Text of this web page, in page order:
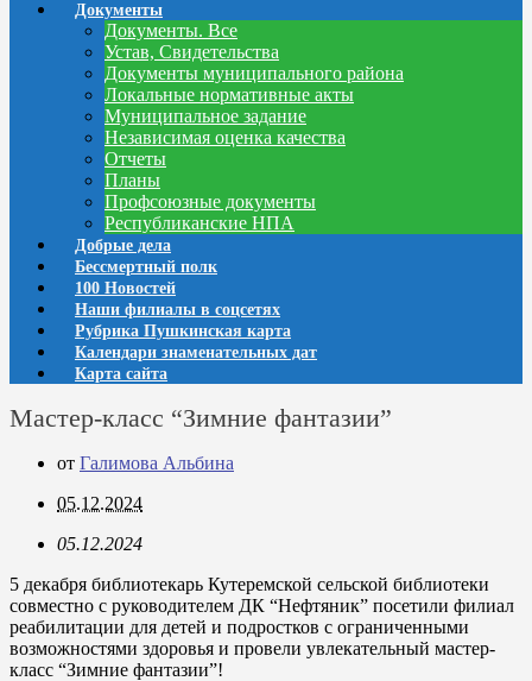
Документы
Документы. Все
Устав, Свидетельства
Документы муниципального района
Локальные нормативные акты
Муниципальное задание
Независимая оценка качества
Отчеты
Планы
Профсоюзные документы
Республиканские НПА
Добрые дела
Бессмертный полк
100 Новостей
Наши филиалы в соцсетях
Рубрика Пушкинская карта
Календари знаменательных дат
Карта сайта
Мастер-класс “Зимние фантазии”
от Галимова Альбина
05.12.2024
05.12.2024
5 декабря библиотекарь Кутеремской сельской библиотеки
совместно с руководителем ДК “Нефтяник” посетили филиал
реабилитации для детей и подростков с ограниченными
возможностями здоровья и провели увлекательный мастер-
класс “Зимние фантазии”!